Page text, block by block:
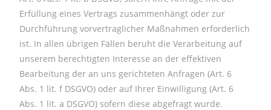
Erfüllung eines Vertrags zusammenhängt oder zur
Durchführung vorvertraglicher Maßnahmen erforderlich
ist. In allen übrigen Fällen beruht die Verarbeitung auf
unserem berechtigten Interesse an der effektiven
Bearbeitung der an uns gerichteten Anfragen (Art. 6
Abs. 1 lit. f DSGVO) oder auf Ihrer Einwilligung (Art. 6
Abs. 1 lit. a DSGVO) sofern diese abgefragt wurde.